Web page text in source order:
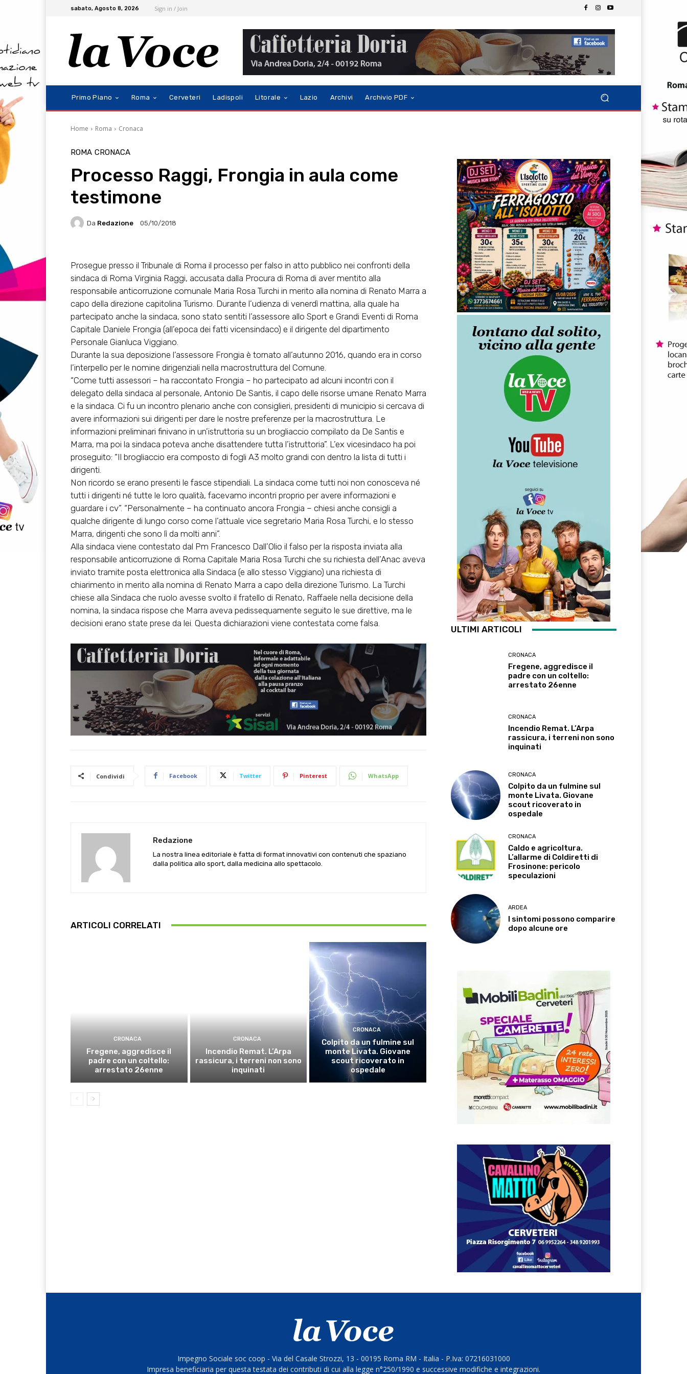
sabato, Agosto 8, 2026 Sign in / Join
Primo Piano Roma Cerveteri Ladispoli Litorale Lazio Archivi Archivio PDF
Home Roma Cronaca
ROMA CRONACA
Processo Raggi, Frongia in aula come
testimone
Da Redazione 05/10/2018
Prosegue presso il Tribunale di Roma il processo per falso in atto pubblico nei confronti della
sindaca di Roma Virginia Raggi, accusata dalla Procura di Roma di aver mentito alla
responsabile anticorruzione comunale Maria Rosa Turchi in merito alla nomina di Renato Marra a
capo della direzione capitolina Turismo. Durante l’udienza di venerdì mattina, alla quale ha
partecipato anche la sindaca, sono stato sentiti l’assessore allo Sport e Grandi Eventi di Roma
Capitale Daniele Frongia (all’epoca dei fatti vicensindaco) e il dirigente del dipartimento
Personale Gianluca Viggiano.
Durante la sua deposizione l’assessore Frongia è tornato all’autunno 2016, quando era in corso
l’interpello per le nomine dirigenziali nella macrostruttura del Comune.
“Come tutti assessori – ha raccontato Frongia – ho partecipato ad alcuni incontri con il
delegato della sindaca al personale, Antonio De Santis, il capo delle risorse umane Renato Marra
e la sindaca. Ci fu un incontro plenario anche con consiglieri, presidenti di municipio si cercava di
avere informazioni sui dirigenti per dare le nostre preferenze per la macrostruttura. Le
informazioni preliminari finivano in un’istruttoria su un brogliaccio compilato da De Santis e
Marra, ma poi la sindaca poteva anche disattendere tutta l’istruttoria”. L’ex vicesindaco ha poi
proseguito: “Il brogliaccio era composto di fogli A3 molto grandi con dentro la lista di tutti i
dirigenti.
Non ricordo se erano presenti le fasce stipendiali. La sindaca come tutti noi non conosceva né
tutti i dirigenti né tutte le loro qualità, facevamo incontri proprio per avere informazioni e
guardare i cv”. “Personalmente – ha continuato ancora Frongia – chiesi anche consigli a
qualche dirigente di lungo corso come l’attuale vice segretario Maria Rosa Turchi, e lo stesso
Marra, dirigenti che sono lì da molti anni”.
Alla sindaca viene contestato dal Pm Francesco Dall’Olio il falso per la risposta inviata alla
responsabile anticorruzione di Roma Capitale Maria Rosa Turchi che su richiesta dell’Anac aveva
inviato tramite posta elettronica alla Sindaca (e allo stesso Viggiano) una richiesta di
chiarimento in merito alla nomina di Renato Marra a capo della direzione Turismo. La Turchi
chiese alla Sindaca che ruolo avesse svolto il fratello di Renato, Raffaele nella decisione della
nomina, la sindaca rispose che Marra aveva pedissequamente seguito le sue direttive, ma le
decisioni erano state prese da lei. Questa dichiarazioni viene contestata come falsa.
Condividi Facebook Twitter Pinterest WhatsApp
Redazione
La nostra linea editoriale è fatta di format innovativi con contenuti che spaziano
dalla politica allo sport, dalla medicina allo spettacolo.
ARTICOLI CORRELATI
CRONACA
Fregene, aggredisce il
padre con un coltello:
arrestato 26enne
CRONACA
Incendio Remat. L’Arpa
rassicura, i terreni non sono
inquinati
CRONACA
Colpito da un fulmine sul
monte Livata. Giovane
scout ricoverato in
ospedale
ULTIMI ARTICOLI
CRONACA
Fregene, aggredisce il
padre con un coltello:
arrestato 26enne
CRONACA
Incendio Remat. L’Arpa
rassicura, i terreni non sono
inquinati
CRONACA
Colpito da un fulmine sul
monte Livata. Giovane
scout ricoverato in
ospedale
CRONACA
Caldo e agricoltura.
L’allarme di Coldiretti di
Frosinone: pericolo
speculazioni
ARDEA
I sintomi possono comparire
dopo alcune ore
Impegno Sociale soc coop - Via del Casale Strozzi, 13 - 00195 Roma RM - Italia - P.Iva: 07216031000
Impresa beneficiaria per questa testata dei contributi di cui alla legge n°250/1990 e successive modifiche e integrazioni.